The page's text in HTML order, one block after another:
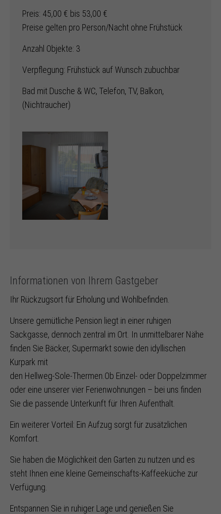
Preis: 45,00 € bis 53,00 €
Preise gelten pro Person/Nacht ohne Frühstück
Anzahl Objekte: 3
Verpflegung: Frühstück auf Wunsch zubuchbar
Bad mit Dusche & WC, Telefon, TV, Balkon,
(Nichtraucher)
Informationen von Ihrem Gastgeber
Ihr Rückzugsort für Erholung und Wohlbefinden.
Unsere gemütliche Pension liegt in einer ruhigen
Sackgasse, dennoch zentral im Ort. In unmittelbarer Nähe
finden Sie Bäcker, Supermarkt sowie den idyllischen
Kurpark mit
den Hellweg-Sole-Thermen.Ob Einzel- oder Doppelzimmer
oder eine unserer vier Ferienwohnungen – bei uns finden
Sie die passende Unterkunft für Ihren Aufenthalt.
Ein weiterer Vorteil: Ein Aufzug sorgt für zusätzlichen
Komfort.
Sie haben die Möglichkeit den Garten zu nutzen und es
steht Ihnen eine kleine Gemeinschafts-Kaffeeküche zur
Verfügung.
Entspannen Sie in ruhiger Lage und genießen Sie